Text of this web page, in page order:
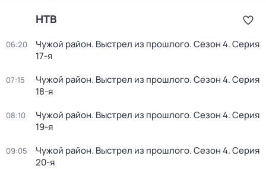
НТВ
06:20 Чужой район. Выстрел из прошлого. Сезон 4. Серия
17-я
07:15 Чужой район. Выстрел из прошлого. Сезон 4. Серия
18-я
08:10 Чужой район. Выстрел из прошлого. Сезон 4. Серия
19-я
09:05 Чужой район. Выстрел из прошлого. Сезон 4. Серия
20-я